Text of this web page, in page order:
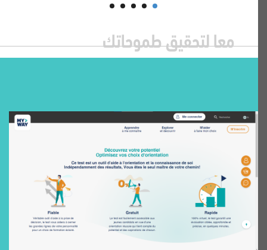
معا لتحقيق طموحاتك